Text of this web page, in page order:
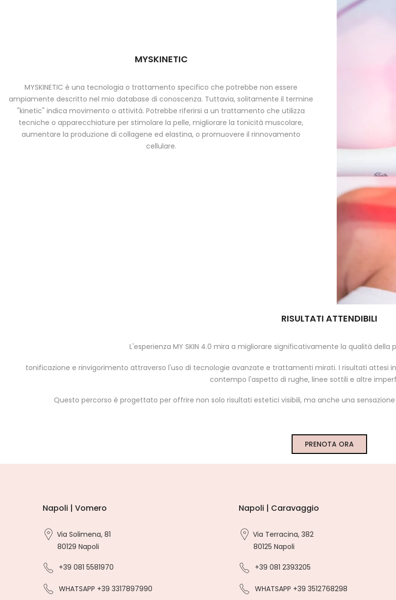
MYSKINETIC
MYSKINETIC è una tecnologia o trattamento specifico che potrebbe non essere
ampiamente descritto nel mio database di conoscenza. Tuttavia, solitamente il termine
"kinetic" indica movimento o attività. Potrebbe riferirsi a un trattamento che utilizza
tecniche o apparecchiature per stimolare la pelle, migliorare la tonicità muscolare,
aumentare la produzione di collagene ed elastina, o promuovere il rinnovamento
cellulare.
RISULTATI ATTENDIBILI
L'esperienza MY SKIN 4.0 mira a migliorare significativamente la qualità della
tonificazione e rinvigorimento attraverso l'uso di tecnologie avanzate e trattamenti mirati. I risultati attesi
contempo l'aspetto di rughe, linee sottili e altre
Questo percorso è progettato per offrire non solo risultati estetici visibili, ma anche una
PRENOTA ORA
Napoli | Vomero
Via Solimena, 81
80129 Napoli
+39 081 5581970
WHATSAPP +39 3317897990
Napoli | Caravaggio
Via Terracina, 382
80125 Napoli
+39 081 2393205
WHATSAPP +39 3512768298